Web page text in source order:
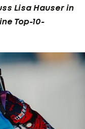
Lisa Hauser in
Top-10-